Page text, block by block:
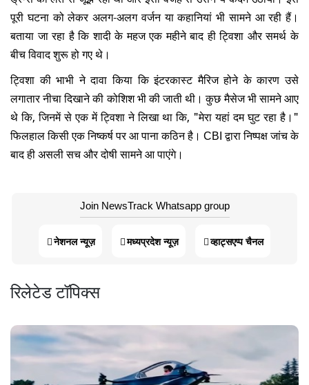
पूरी घटना को लेकर अलग-अलग वर्जन या कहानियां भी सामने आ रही हैं।
बताया जा रहा है कि शादी के महज एक महीने बाद ही ट्विशा और समर्थ के
बीच विवाद शुरू हो गए थे।
ट्विशा की भाभी ने दावा किया कि इंटरकास्ट मैरिज होने के कारण उसे
लगातार नीचा दिखाने की कोशिश भी की जाती थी। कुछ मैसेज भी सामने आए
थे कि, जिनमें से एक में ट्विशा ने लिखा था कि, "मेरा यहां दम घुट रहा है।"
फिलहाल किसी एक निष्कर्ष पर आ पाना कठिन है। CBI द्वारा निष्पक्ष जांच के
बाद ही असली सच और दोषी सामने आ पाएंगे।
Join NewsTrack Whatsapp group
नेशनल न्यूज़ मध्यप्रदेश न्यूज़ व्हाट्सएप्प चैनल
रिलेटेड टॉपिक्स